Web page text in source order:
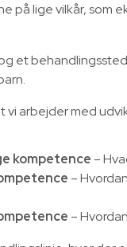
på lige vilkår, som
et
vi arbejder med
kompetence –
–
–